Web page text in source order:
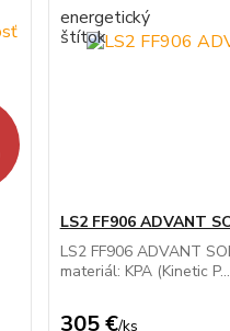
LS2 FF906 ADVANT
LS2 FF906 ADVANT
materiál: KPA (Kinetic P...
305 €/ks